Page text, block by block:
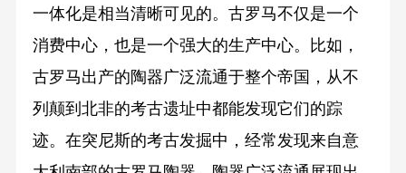
一体化是相当清晰可见的。古罗马不仅是一个
消费中心，也是一个强大的生产中心。比如，
古罗马出产的陶器广泛流通于整个帝国，从不
列颠到北非的考古遗址中都能发现它们的踪
迹。在突尼斯的考古发掘中，经常发现来自意